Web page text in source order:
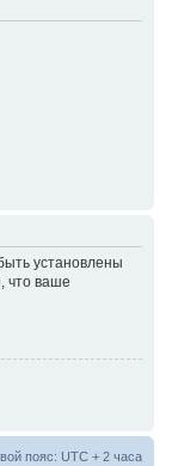
установлены
что ваше
пояс: UTC + 2 часа